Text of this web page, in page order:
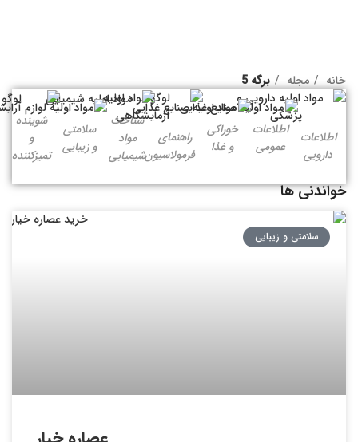
خانه مجله برگه 5
اطلاعات
دارویی
اطلاعات
عمومی
خوراکی
و غذا
راهنمای
فرمولاسیون
شناخت
مواد
شیمیایی
سلامتی
و زیبایی
شوینده
و
تمیزکننده
خواندنی ها
سلامتی و زیبایی